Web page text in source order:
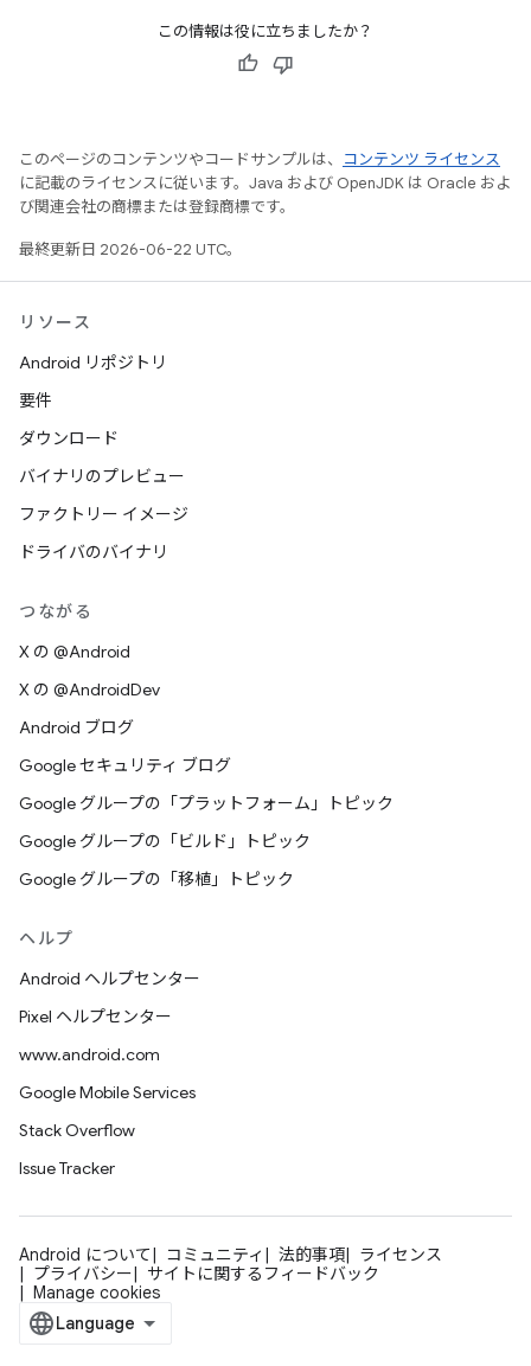
この情報は役に立ちましたか？
このページのコンテンツやコードサンプルは、
コンテンツ ライセンス
に記載のライセンスに従います。Java および OpenJDK は Oracle およ
び関連会社の商標または登録商標です。
最終更新日 2026-06-22 UTC。
リソース
Android リポジトリ
要件
ダウンロード
バイナリのプレビュー
ファクトリー イメージ
ドライバのバイナリ
つながる
X の @Android
X の @AndroidDev
Android ブログ
Google セキュリティ ブログ
Google グループの「プラットフォーム」トピック
Google グループの「ビルド」トピック
Google グループの「移植」トピック
ヘルプ
Android ヘルプセンター
Pixel ヘルプセンター
www.android.com
Google Mobile Services
Stack Overflow
Issue Tracker
Android について コミュニティ 法的事項
ライセンス
プライバシー
サイトに関するフィードバック
Manage cookies